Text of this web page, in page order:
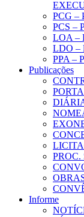
PCG –
PCS –
LOA –
LDO –
PPA –
Publicações
Informe